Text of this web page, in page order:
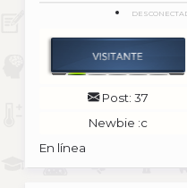
Post: 37
Newbie :c
En línea